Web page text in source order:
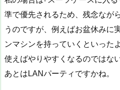
準で優先されるため、残念なが
うのですが、例えばお盆休みに
ンマシンを持っていくといった
使えばやりやすくなるのではな
あとはLANパーティですかね。